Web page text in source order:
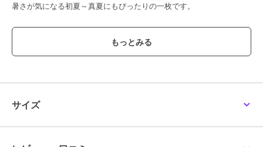
暑さが気になる初夏～真夏にもぴったりの一枚です。
袖には布帛素材を組み合わせ、ふんわりとボリュームを持たせた女性
切り替え部分にはギャザーを寄せることで立体感と華やかさをプラ
わず、すっきり見えを叶えるのも嬉しいポイント。
前後差のある裾丈とサイドの丸みあるカーブラインが、動くたびに自
サイズ